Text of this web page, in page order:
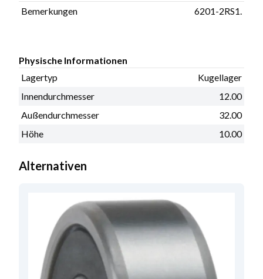
Bemerkungen
6201-2RS1.
Physische Informationen
Lagertyp
Kugellager
Innendurchmesser
12.00
Außendurchmesser
32.00
Höhe
10.00
Alternativen